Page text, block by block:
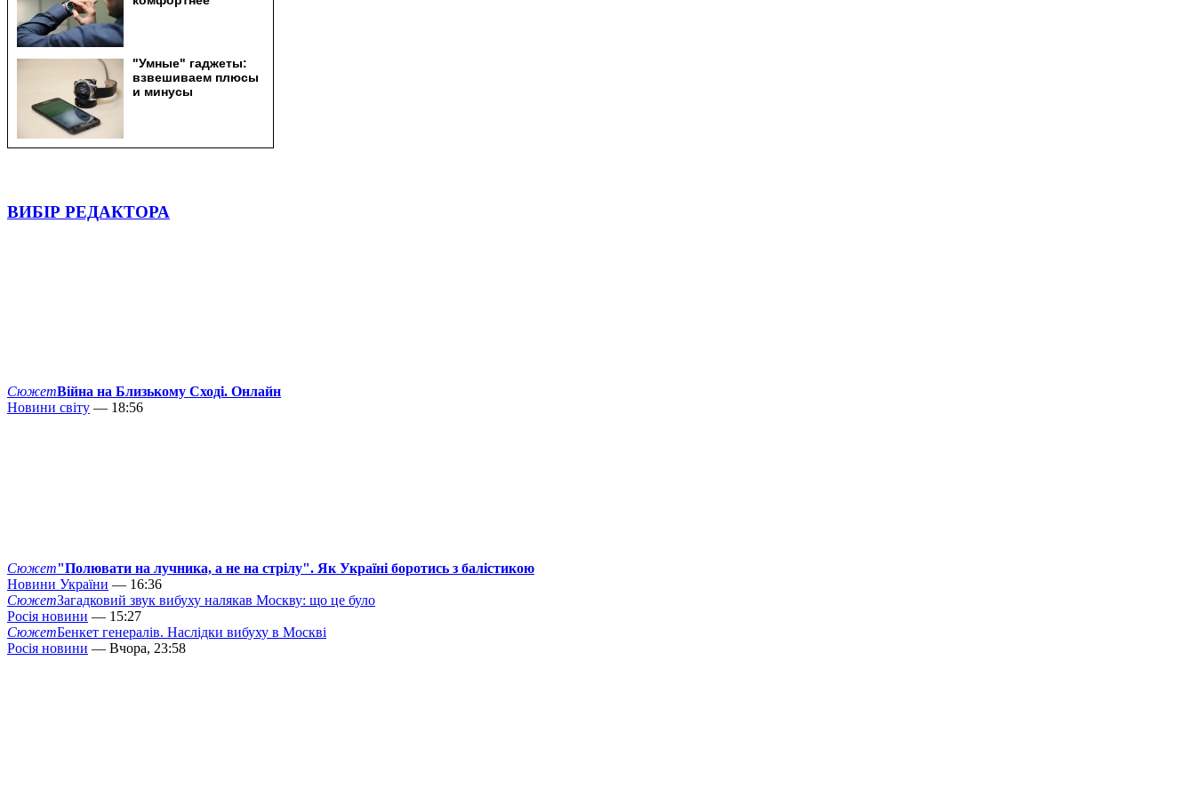
ВИБІР РЕДАКТОРА
СюжетВійна на Близькому Сході. Онлайн
Новини світу — 18:56
Сюжет"Полювати на лучника, а не на стрілу". Як Україні боротись з балістикою
Новини України — 16:36
СюжетЗагадковий звук вибуху налякав Москву: що це було
Росія новини — 15:27
СюжетБенкет генералів. Наслідки вибуху в Москві
Росія новини — Вчора, 23:58